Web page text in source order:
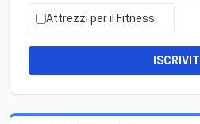
Attrezzi per il Fitness
ISCRIVITI